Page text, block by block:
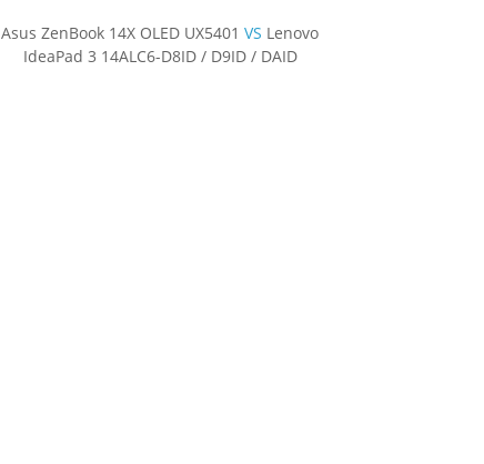
Asus ZenBook 14X OLED UX5401 VS Lenovo
IdeaPad 3 14ALC6-D8ID / D9ID / DAID